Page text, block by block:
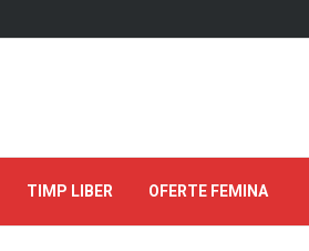
TIMP LIBER OFERTE FEMINA